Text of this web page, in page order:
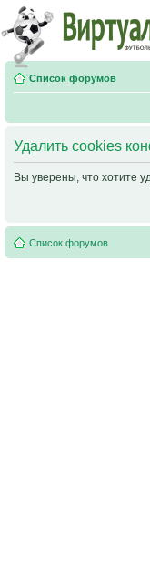
Список форумов
Удалить cookies
Вы уверены, что хотите
Список форумов